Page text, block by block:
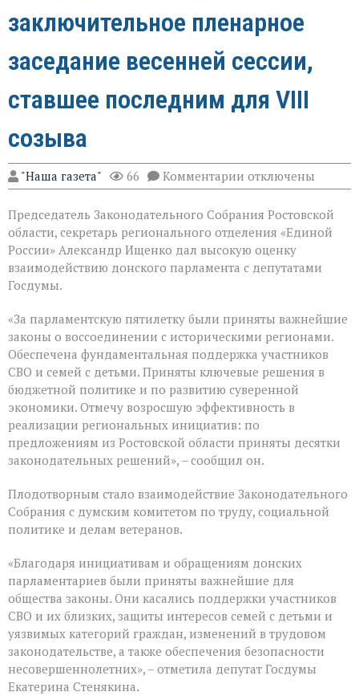
заключительное пленарное
заседание весенней сессии,
ставшее последним для VIII
созыва
"Наша газета" 66 Комментарии к
записи
Государственной
Думе
состоялось
заключительное
сессии,
ставшее
последним
для
VIII
созыва
отключены
Председатель Законодательного Собрания Ростовской
области, секретарь регионального отделения «Единой
России» Александр Ищенко дал высокую оценку
взаимодействию донского парламента с депутатами
Госдумы.
«За парламентскую пятилетку были приняты важнейшие
законы о воссоединении с историческими регионами.
Обеспечена фундаментальная поддержка участников
СВО и семей с детьми. Приняты ключевые решения в
бюджетной политике и по развитию суверенной
экономики. Отмечу возросшую эффективность в
реализации региональных инициатив: по
предложениям из Ростовской области приняты десятки
законодательных решений», – сообщил он.
Плодотворным стало взаимодействие Законодательного
Собрания с думским комитетом по труду, социальной
политике и делам ветеранов.
«Благодаря инициативам и обращениям донских
парламентариев были приняты важнейшие для
общества законы. Они касались поддержки участников
СВО и их близких, защиты интересов семей с детьми и
уязвимых категорий граждан, изменений в трудовом
законодательстве, а также обеспечения безопасности
несовершеннолетних», – отметила депутат Госдумы
Екатерина Стенякина.